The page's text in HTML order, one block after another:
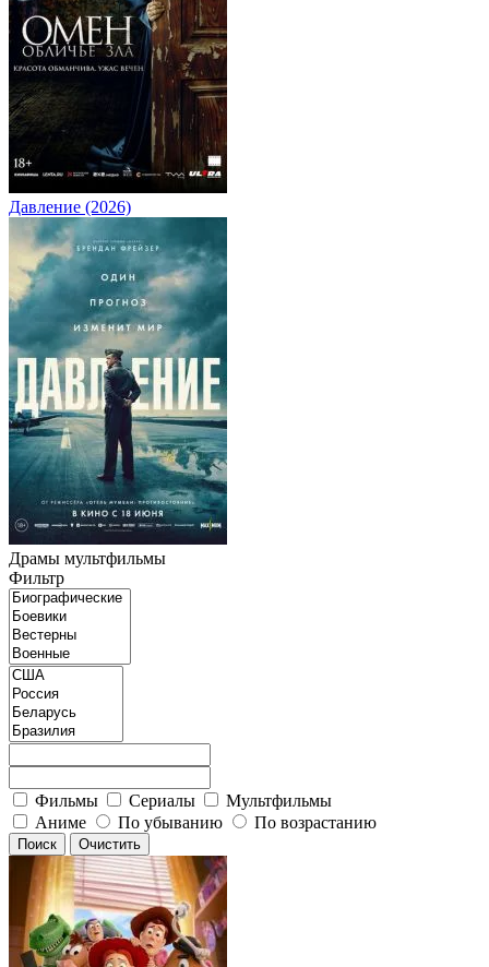
Давление (2026)
Драмы мультфильмы
Фильтр
Фильмы Сериалы
Мультфильмы
Аниме
По убыванию По возрастанию